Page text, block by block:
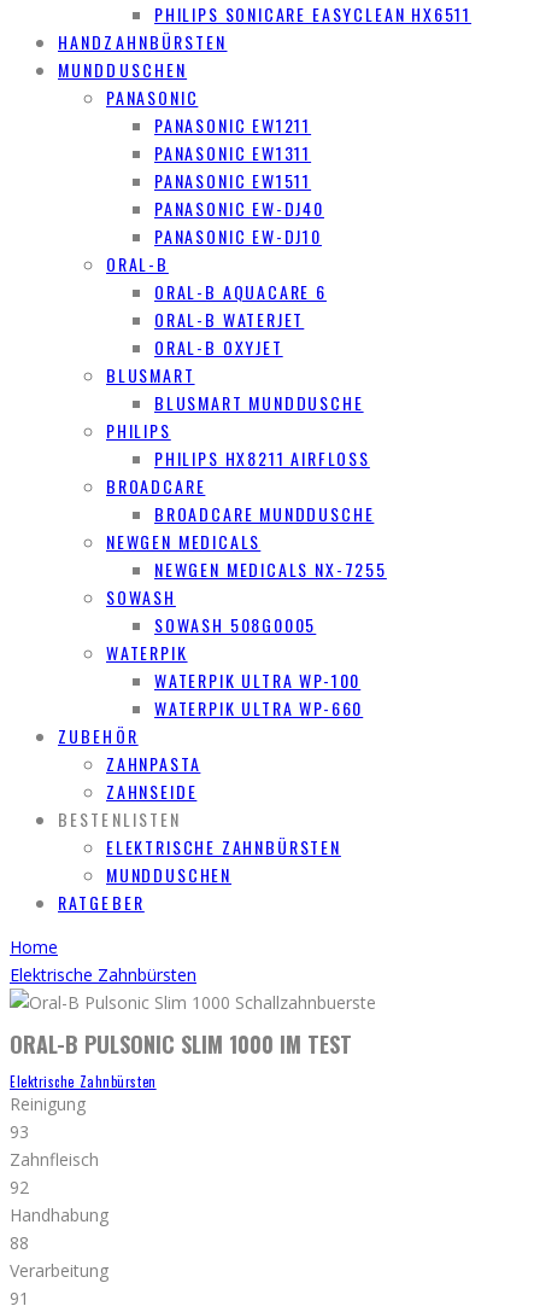
PHILIPS SONICARE EASYCLEAN HX6511
HANDZAHNBÜRSTEN
MUNDDUSCHEN
PANASONIC
PANASONIC EW1211
PANASONIC EW1311
PANASONIC EW1511
PANASONIC EW-DJ40
PANASONIC EW-DJ10
ORAL-B
ORAL-B AQUACARE 6
ORAL-B WATERJET
ORAL-B OXYJET
BLUSMART
BLUSMART MUNDDUSCHE
PHILIPS
PHILIPS HX8211 AIRFLOSS
BROADCARE
BROADCARE MUNDDUSCHE
NEWGEN MEDICALS
NEWGEN MEDICALS NX-7255
SOWASH
SOWASH 508G0005
WATERPIK
WATERPIK ULTRA WP-100
WATERPIK ULTRA WP-660
ZUBEHÖR
ZAHNPASTA
ZAHNSEIDE
BESTENLISTEN
ELEKTRISCHE ZAHNBÜRSTEN
MUNDDUSCHEN
RATGEBER
Home
Elektrische Zahnbürsten
ORAL-B PULSONIC SLIM 1000 IM TEST
Elektrische Zahnbürsten
Reinigung
93
Zahnfleisch
92
Handhabung
88
Verarbeitung
91